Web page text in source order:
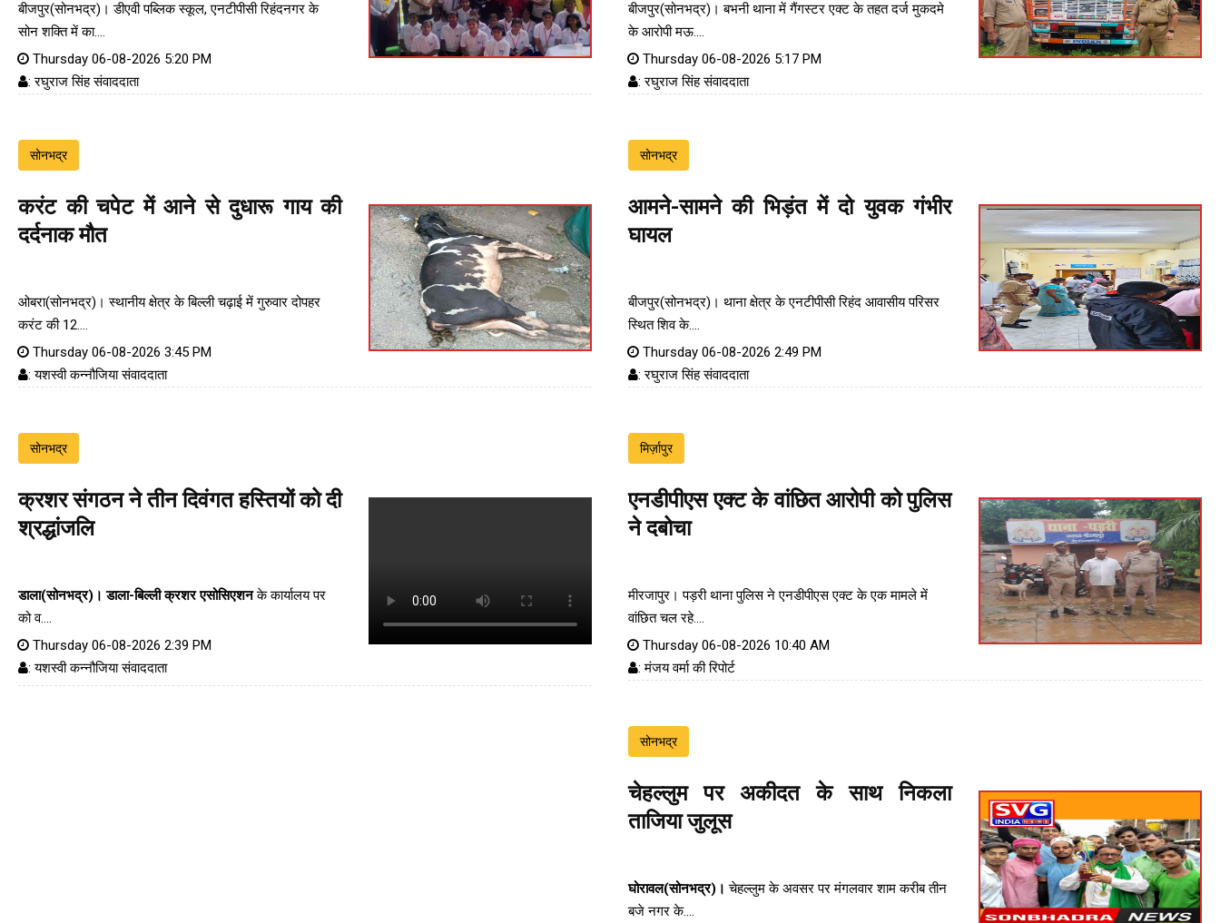
बीजपुर(सोनभद्र)। डीएवी पब्लिक स्कूल, एनटीपीसी रिहंदनगर के
सोन शक्ति में का....
Thursday 06-08-2026 5:20 PM
: रघुराज सिंह संवाददाता
बीजपुर(सोनभद्र)। बभनी थाना में गैंगस्टर एक्ट के तहत दर्ज मुकदमे
के आरोपी मऊ....
Thursday 06-08-2026 5:17 PM
: रघुराज सिंह संवाददाता
सोनभद्र
करंट की चपेट में आने से दुधारू गाय की
दर्दनाक मौत
ओबरा(सोनभद्र)। स्थानीय क्षेत्र के बिल्ली चढ़ाई में गुरुवार दोपहर
करंट की 12....
Thursday 06-08-2026 3:45 PM
: यशस्वी कन्नौजिया संवाददाता
सोनभद्र
आमने-सामने की भिड़ंत में दो युवक गंभीर
घायल
बीजपुर(सोनभद्र)। थाना क्षेत्र के एनटीपीसी रिहंद आवासीय परिसर
स्थित शिव के....
Thursday 06-08-2026 2:49 PM
: रघुराज सिंह संवाददाता
सोनभद्र
क्रशर संगठन ने तीन दिवंगत हस्तियों को दी
श्रद्धांजलि
डाला(सोनभद्र)। डाला-बिल्ली क्रशर एसोसिएशनके कार्यालय पर
को व....
Thursday 06-08-2026 2:39 PM
: यशस्वी कन्नौजिया संवाददाता
मिर्ज़ापुर
एनडीपीएस एक्ट के वांछित आरोपी को पुलिस
ने दबोचा
मीरजापुर। पड़री थाना पुलिस ने एनडीपीएस एक्ट के एक मामले में
वांछित चल रहे....
Thursday 06-08-2026 10:40 AM
: मंजय वर्मा की रिपोर्ट
सोनभद्र
चेहल्लुम पर अकीदत के साथ निकला
ताजिया जुलूस
घोरावल(सोनभद्र)। चेहल्लुम के अवसर पर मंगलवार शाम करीब तीन
बजे नगर के....